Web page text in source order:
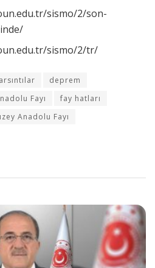
sismo/2/son-
sismo/2/tr/
deprem
Fayı
fay hatları
Anadolu Fayı